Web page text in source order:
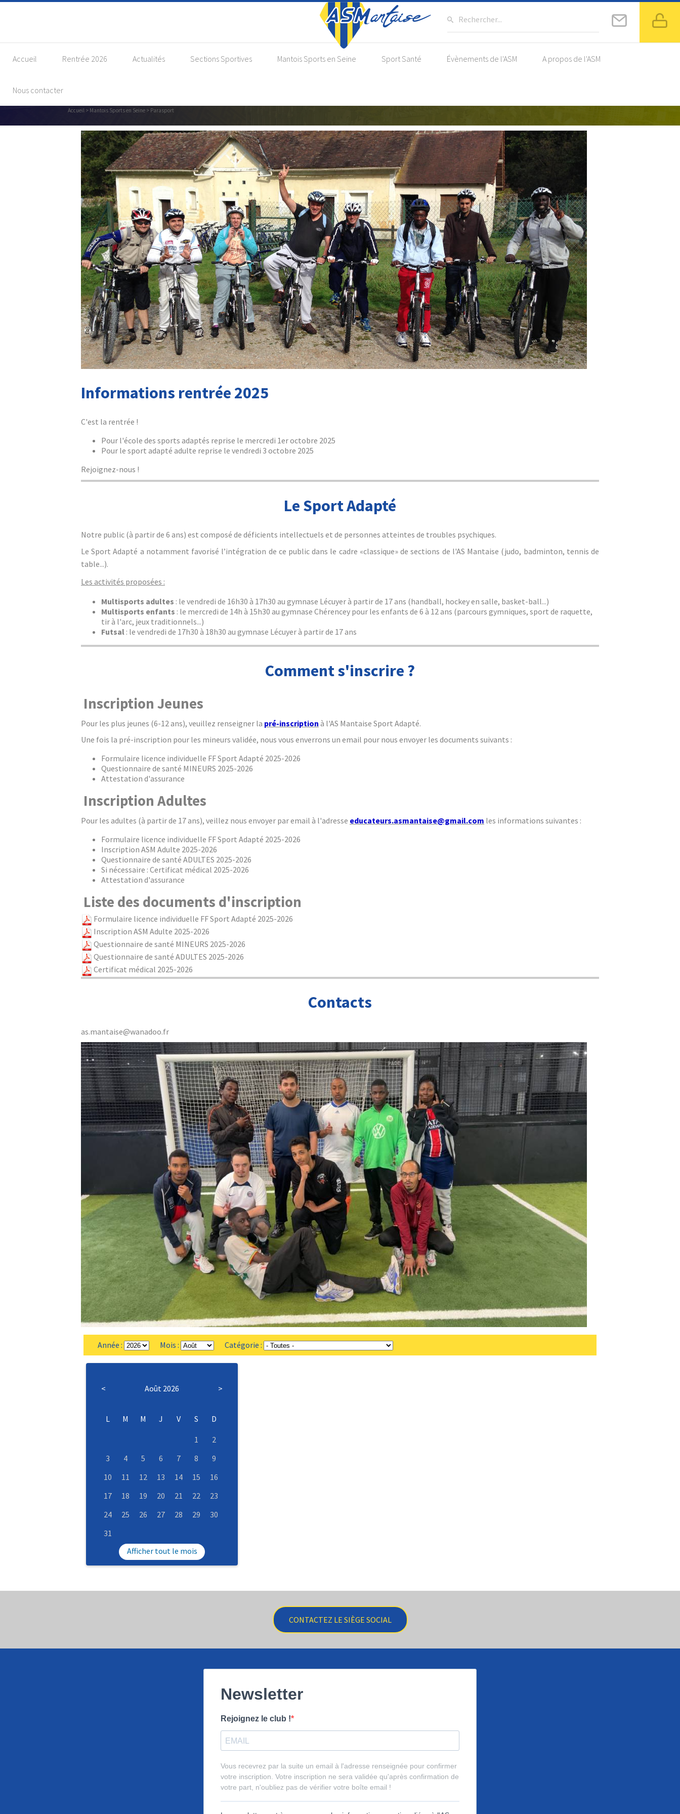
Rechercher...
Accueil Rentrée 2026 Actualités Sections Sportives Mantois Sports en Seine Sport Santé Évènements de l'ASM A propos de l'ASM
Nous contacter
Accueil > Mantois Sports en Seine > Parasport
Informations rentrée 2025
C'est la rentrée !
Pour l'école des sports adaptés reprise le mercredi 1er octobre 2025
Pour le sport adapté adulte reprise le vendredi 3 octobre 2025
Rejoignez-nous !
Le Sport Adapté
Notre public (à partir de 6 ans) est composé de déficients intellectuels et de personnes atteintes de troubles psychiques.
Le Sport Adapté a notamment favorisé l’intégration de ce public dans le cadre «classique» de sections de l'AS Mantaise (judo, badminton, tennis de
table...).
Les activités proposées :
Multisports adultes : le vendredi de 16h30 à 17h30 au gymnase Lécuyer à partir de 17 ans (handball, hockey en salle, basket-ball...)
Multisports enfants : le mercredi de 14h à 15h30 au gymnase Chérencey pour les enfants de 6 à 12 ans (parcours gymniques, sport de raquette,
tir à l'arc, jeux traditionnels...)
Futsal : le vendredi de 17h30 à 18h30 au gymnase Lécuyer à partir de 17 ans
Comment s'inscrire ?
Inscription Jeunes
Pour les plus jeunes (6-12 ans), veuillez renseigner la pré-inscription à l'AS Mantaise Sport Adapté.
Une fois la pré-inscription pour les mineurs validée, nous vous enverrons un email pour nous envoyer les documents suivants :
Formulaire licence individuelle FF Sport Adapté 2025-2026
Questionnaire de santé MINEURS 2025-2026
Attestation d'assurance
Inscription Adultes
Pour les adultes (à partir de 17 ans), veillez nous envoyer par email à l'adresse educateurs.asmantaise@gmail.com les informations suivantes :
Formulaire licence individuelle FF Sport Adapté 2025-2026
Inscription ASM Adulte 2025-2026
Questionnaire de santé ADULTES 2025-2026
Si nécessaire : Certificat médical 2025-2026
Attestation d'assurance
Liste des documents d'inscription
Formulaire licence individuelle FF Sport Adapté 2025-2026
Inscription ASM Adulte 2025-2026
Questionnaire de santé MINEURS 2025-2026
Questionnaire de santé ADULTES 2025-2026
Certificat médical 2025-2026
Contacts
as.mantaise@wanadoo.fr
Année : Mois : Catégorie :
< Août 2026 >
L M M J V S D
1
2
3
4 5 6 7 8
9
10
11 12 13 14 15
16
17
18 19 20 21 22
23
24
25 26 27 28 29
30
31
Afficher tout le mois
CONTACTEZ LE SIÈGE SOCIAL